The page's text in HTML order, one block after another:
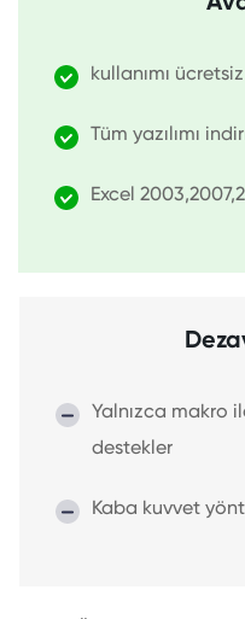
kullanımı ücretsiz
Tüm yazılımı
Excel
Yalnızca makro
destekler
Kaba kuvvet